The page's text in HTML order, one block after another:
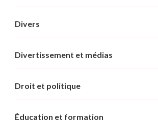
Divers
Divertissement et médias
Droit et politique
Éducation et formation